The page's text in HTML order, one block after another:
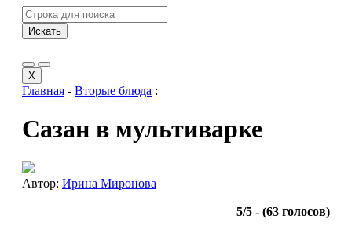
Искать
Салаты
Сладкая выпечка
X
Главная - Вторые блюда :
Сазан в мультиварке
Автор: Ирина Миронова
5/5 - (63 голосов)